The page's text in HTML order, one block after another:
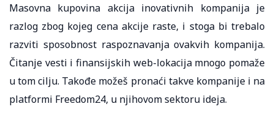
Masovna kupovina akcija inovativnih kompanija je
razlog zbog kojeg cena akcije raste, i stoga bi trebalo
razviti sposobnost raspoznavanja ovakvih kompanija.
Čitanje vesti i finansijskih web-lokacija mnogo pomaže
u tom cilju. Takođe možeš pronaći takve kompanije i na
platformi Freedom24, u njihovom sektoru ideja.